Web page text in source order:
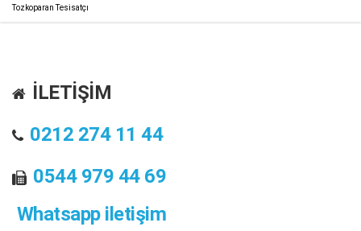
Tozkoparan Tesisatçı
İLETİŞİM
0212 274 11 44
0544 979 44 69
Whatsapp iletişim